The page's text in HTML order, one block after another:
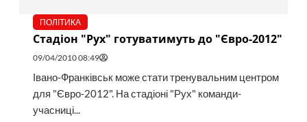
ПОЛІТИКА
Стадіон "Рух" готуватимуть до "Євро-2012"
09/04/2010 08:49
Івано-Франківськ може стати тренувальним центром
для "Євро-2012". На стадіоні "Рух" команди-
учасниці...